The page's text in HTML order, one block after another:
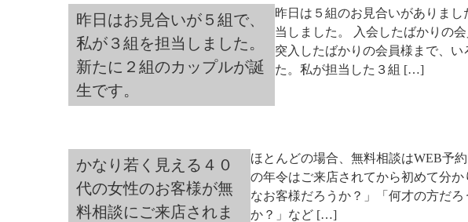
昨日はお見合いが５組で、
私が３組を担当しました。
新たに２組のカップルが誕
生です。
昨日は５組のお見合いがありま
当しました。 入会したばかりの
突入したばかりの会員様まで、
た。私が担当した３組 […]
かなり若く見える４０
代の女性のお客様が無
料相談にご来店されま
ほとんどの場合、無料相談はWEB予
の年令はご来店されてから初めて分
なお客様だろうか？」「何才の方だ
か？」など […]